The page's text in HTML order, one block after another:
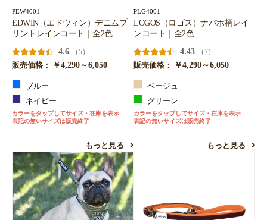
PEW4001
EDWIN（エドウィン）デニムプ
リントレインコート｜全2色
4.6
（5）
販売価格：
￥4,290～6,050
ブルー
ネイビー
カラーをタップしてサイズ・在庫を表示
表記の無いサイズは販売終了
もっと見る
PLG4001
LOGOS（ロゴス）ナバホ柄レイ
ンコート｜全2色
4.43
（7）
販売価格：
￥4,290～6,050
ベージュ
グリーン
カラーをタップしてサイズ・在庫を表示
表記の無いサイズは販売終了
もっと見る